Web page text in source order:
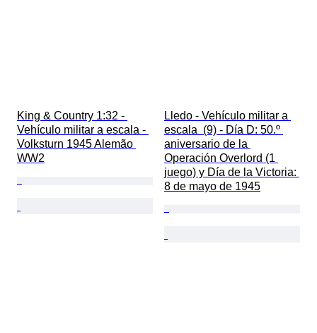
King & Country 1:32 -
Vehículo militar a escala -
Volksturn 1945 Alemão
WW2
Lledo - Vehículo militar a
escala  (9) - Día D: 50.º
aniversario de la
Operación Overlord (1
juego) y Día de la Victoria:
8 de mayo de 1945